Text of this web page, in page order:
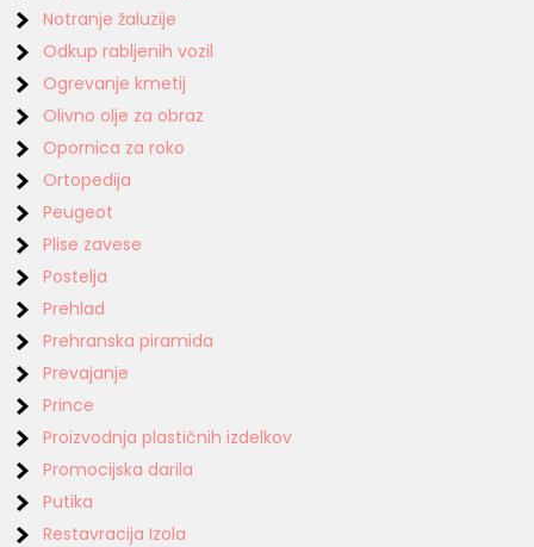
Notranje žaluzije
Odkup rabljenih vozil
Ogrevanje kmetij
Olivno olje za obraz
Opornica za roko
Ortopedija
Peugeot
Plise zavese
Postelja
Prehlad
Prehranska piramida
Prevajanje
Prince
Proizvodnja plastičnih izdelkov
Promocijska darila
Putika
Restavracija Izola